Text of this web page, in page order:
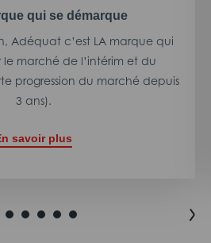
qui se démarque
Adéquat c’est LA marque qui
le marché de l’intérim et du
progression du marché depuis
3 ans).
savoir plus